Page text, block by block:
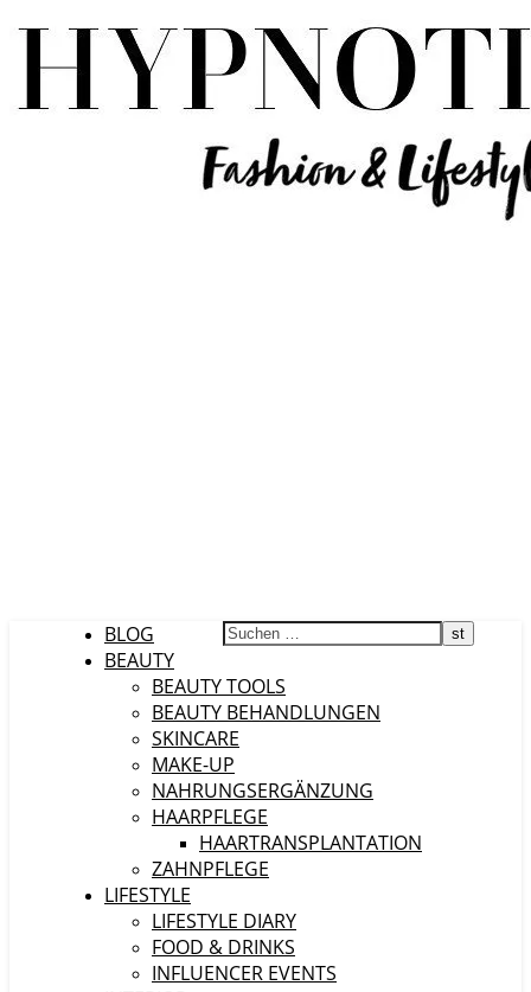
BLOG
BEAUTY
BEAUTY TOOLS
BEAUTY BEHANDLUNGEN
SKINCARE
MAKE-UP
NAHRUNGSERGÄNZUNG
HAARPFLEGE
HAARTRANSPLANTATION
ZAHNPFLEGE
LIFESTYLE
LIFESTYLE DIARY
FOOD & DRINKS
INFLUENCER EVENTS